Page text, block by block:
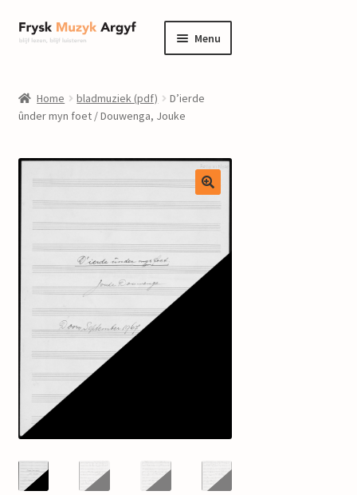
Ga
door
navigatie
Ga
naar
inhoud
Menu
informatie
winkel
Submenu
uitvouwen
Componisten
nieuws
events
contact
mijn account
Home bladmuziek (pdf)
D’ierde
ûnder myn foet / Douwenga, Jouke